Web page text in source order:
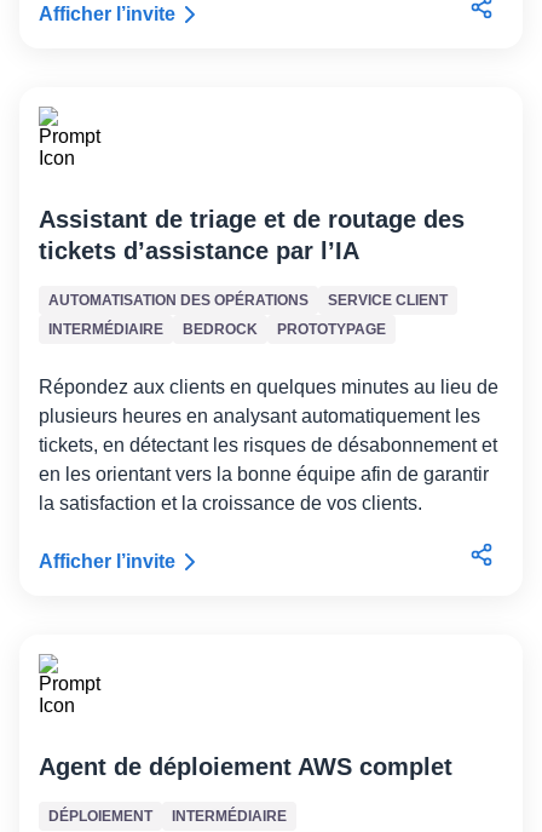
Afficher l’invite
Assistant de triage et de routage des
tickets d’assistance par l’IA
AUTOMATISATION DES OPÉRATIONS
SERVICE CLIENT
INTERMÉDIAIRE
BEDROCK PROTOTYPAGE
Répondez aux clients en quelques minutes au lieu de
plusieurs heures en analysant automatiquement les
tickets, en détectant les risques de désabonnement et
en les orientant vers la bonne équipe afin de garantir
la satisfaction et la croissance de vos clients.
Afficher l’invite
Agent de déploiement AWS complet
DÉPLOIEMENT INTERMÉDIAIRE